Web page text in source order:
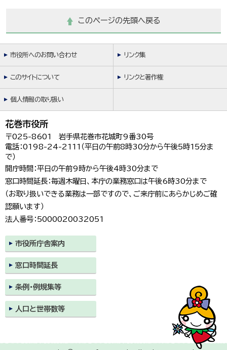
このページの先頭へ戻る
市役所へのお問い合わせ リンク集
このサイトについて リンクと著作権
個人情報の取り扱い
花巻市役所
〒025-8601 岩手県花巻市花城町9番30号
電話：0198-24-2111（平日の午前8時30分から午後5時15分ま
で）
開庁時間：平日の午前9時から午後4時30分まで
窓口時間延長：毎週木曜日、本庁の業務窓口は午後6時30分まで
（お取り扱いできる業務は一部ですので、ご来庁前にあらかじめご確
認願います）
法人番号：5000020032051
市役所庁舎案内
窓口時間延長
条例・例規集等
人口と世帯数等